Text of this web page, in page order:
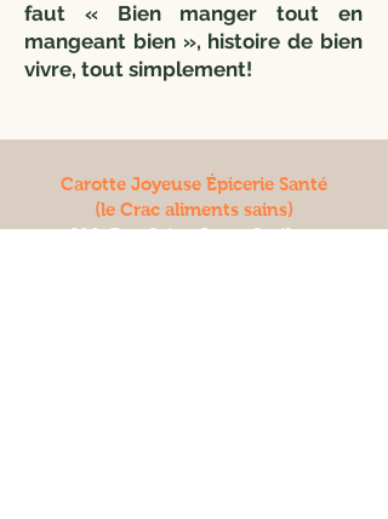
faut « Bien manger tout en
mangeant bien », histoire de bien
vivre, tout simplement!
Carotte Joyeuse Épicerie Santé
(le Crac aliments sains)
690, Rue Saint-Jean, Québec,